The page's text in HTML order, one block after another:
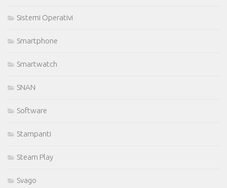
Sistemi Operativi
Smartphone
Smartwatch
SNAN
Software
Stampanti
Steam Play
Svago